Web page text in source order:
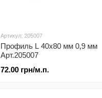
Артикул: 205007
Профиль L 40х80 мм 0,9 мм
Арт.205007
72.00 грн/м.п.